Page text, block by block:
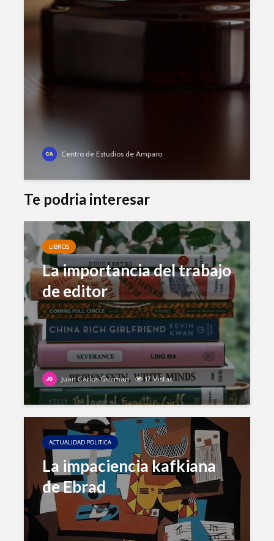
Centro de Estudios de Amparo
Te podria interesar
LIBROS
La importancia del trabajo
de editor
Juan Carlos Guzman 17 Vistas
ACTUALIDAD POLITICA
La impaciencia kafkiana
de Ebrad